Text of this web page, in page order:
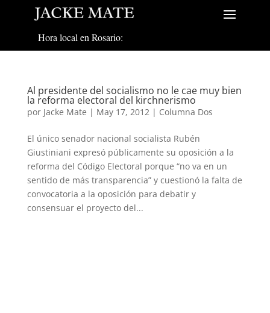
Hora local en Rosario:
Al presidente del socialismo no le cae muy bien
la reforma electoral del kirchnerismo
por Jacke Mate | May 17, 2012 | Columna Dos
El único senador nacional socialista Rubén
Giustiniani expresó públicamente su oposición a la
reforma del Código Electoral porque “no va en un
sentido de más transparencia” y cuestionó la falta de
convocatoria a la oposición para debatir y
consensuar el proyecto del...